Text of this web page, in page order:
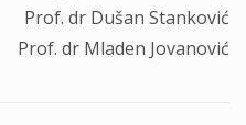
Prof. dr Dušan Stanković
Prof. dr Mladen Jovanović